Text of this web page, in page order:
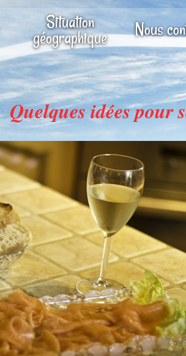
Situation
géographique Nous
Quelques idées pour